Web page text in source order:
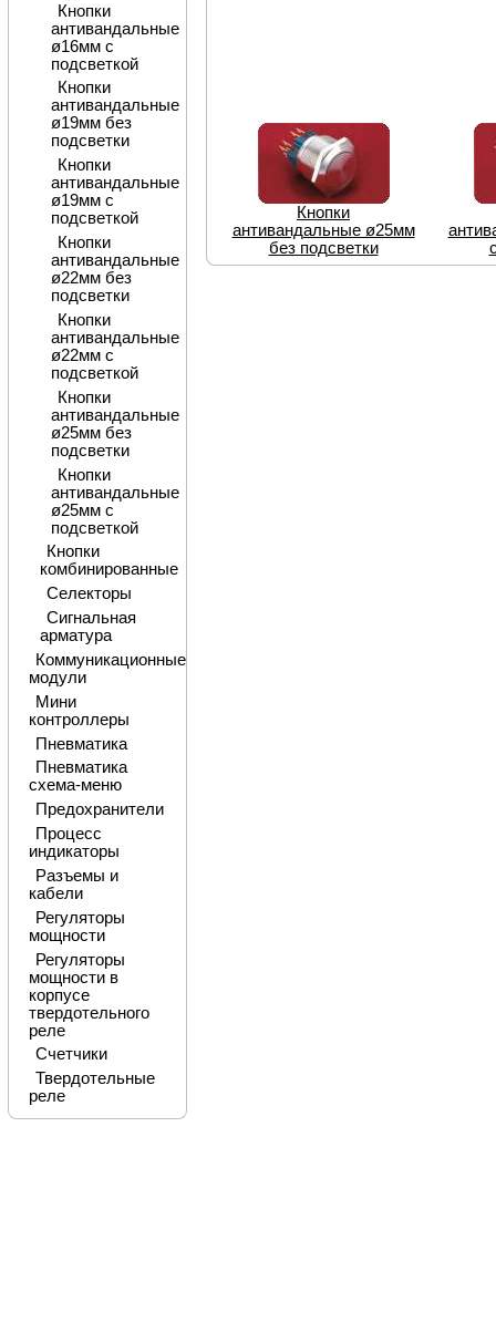
Кнопки
антивандальные ø25мм
без подсветки
Кнопки
антивандальные
ø16мм с
подсветкой
Кнопки
антивандальные
ø19мм без
подсветки
Кнопки
антивандальные
ø19мм с
подсветкой
Кнопки
антивандальные
ø22мм без
подсветки
Кнопки
антивандальные
ø22мм с
подсветкой
Кнопки
антивандальные
ø25мм без
подсветки
Кнопки
антивандальные
ø25мм с
подсветкой
Кнопки
комбинированные
Селекторы
Сигнальная
арматура
Коммуникационные
модули
Мини
контроллеры
Пневматика
Пневматика
схема-меню
Предохранители
Процесс
индикаторы
Разъемы и
кабели
Регуляторы
мощности
Регуляторы
мощности в
корпусе
твердотельного
реле
Счетчики
Твердотельные
реле